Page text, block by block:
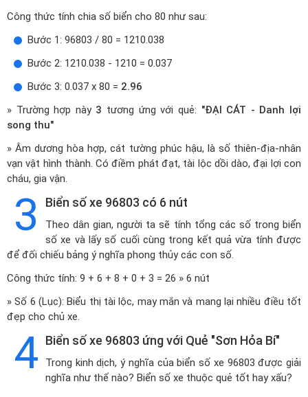
Công thức tính chia số biển cho 80 như sau:
Bước 1: 96803 / 80 = 1210.038
Bước 2: 1210.038 - 1210 = 0.037
Bước 3: 0.037 x 80 = 2.96
» Trường hợp này 3 tương ứng với quẻ: "ĐẠI CÁT - Danh lợi
song thu"
» Âm dương hòa hợp, cát tường phúc hậu, là số thiên-địa-nhân
vạn vật hình thành. Có điềm phát đạt, tài lộc dồi dào, đại lợi con
cháu, gia vận.
3 Biển số xe 96803 có 6 nút
Theo dân gian, người ta sẽ tính tổng các số trong biển
số xe và lấy số cuối cùng trong kết quả vừa tính được
để đối chiếu bảng ý nghĩa phong thủy các con số.
Công thức tính: 9 + 6 + 8 + 0 + 3 = 26 » 6 nút
» Số 6 (Lục): Biểu thị tài lộc, may mắn và mang lại nhiều điều tốt
đẹp cho chủ xe.
4 Biển số xe 96803 ứng với Quẻ "Sơn Hỏa Bí"
Trong kinh dịch, ý nghĩa của biển số xe 96803 được giải
nghĩa như thế nào? Biển số xe thuộc quẻ tốt hay xấu?